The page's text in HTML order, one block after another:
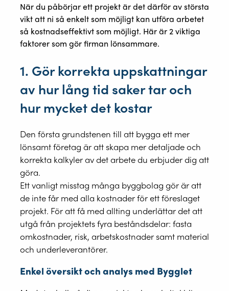
När du påbörjar ett projekt är det därför av största
vikt att ni så enkelt som möjligt kan utföra arbetet
så kostnadseffektivt som möjligt. Här är 2 viktiga
faktorer som gör firman lönsammare.
1. Gör korrekta uppskattningar
av hur lång tid saker tar och
hur mycket det kostar
Den första grundstenen till att bygga ett mer
lönsamt företag är att skapa mer detaljade och
korrekta kalkyler av det arbete du erbjuder dig att
göra.
Ett vanligt misstag många byggbolag gör är att
de inte får med alla kostnader för ett föreslaget
projekt. För att få med allting underlättar det att
utgå från projektets fyra beståndsdelar: fasta
omkostnader, risk, arbetskostnader samt material
och underleverantörer.
Enkel översikt och analys med Bygglet